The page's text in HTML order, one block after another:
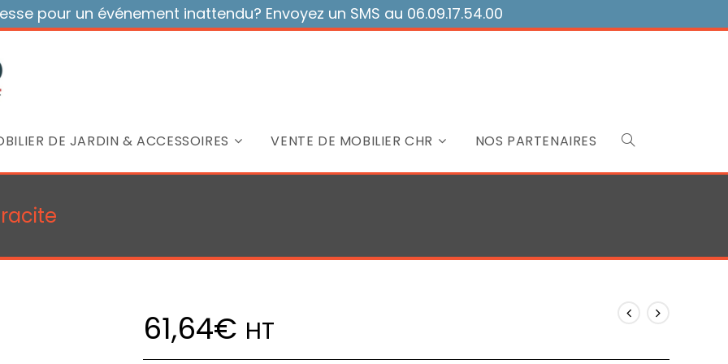
pour un événement inattendu? Envoyez un SMS au 06.09.17.54.00
DE JARDIN & ACCESSOIRES VENTE DE MOBILIER CHR NOS PARTENAIRES Toggle
search
61,64€ HT